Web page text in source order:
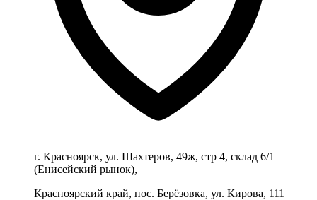
г. Красноярск, ул. Шахтеров, 49ж, стр 4, склад 6/1
(Енисейский рынок),
Красноярский край, пос. Берёзовка, ул. Кирова, 111